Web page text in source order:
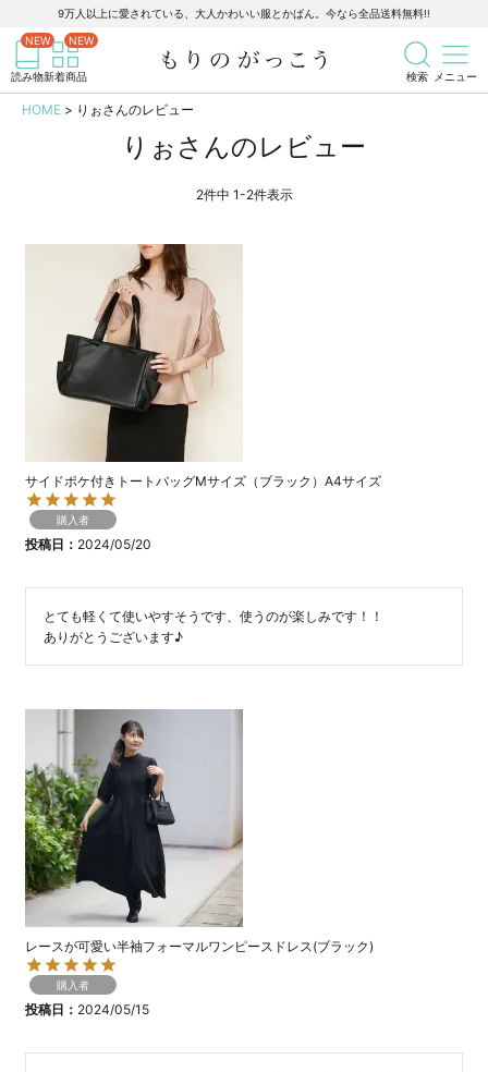
9万人以上に愛されている、大人かわいい服とかばん。今なら全品送料無料!!
読み物新着商品 検索 メニュー
商品を検索 記事を検索
HOME りぉさんのレビュー
りぉさんのレビュー
2件中 1-2件表示
サイドポケ付きトートバッグMサイズ（ブラック）A4サイズ
購入者
投稿日 2024/05/20
とても軽くて使いやすそうです、使うのが楽しみです！！
ありがとうございます♪
レースが可愛い半袖フォーマルワンピースドレス(ブラック)
購入者
投稿日 2024/05/15